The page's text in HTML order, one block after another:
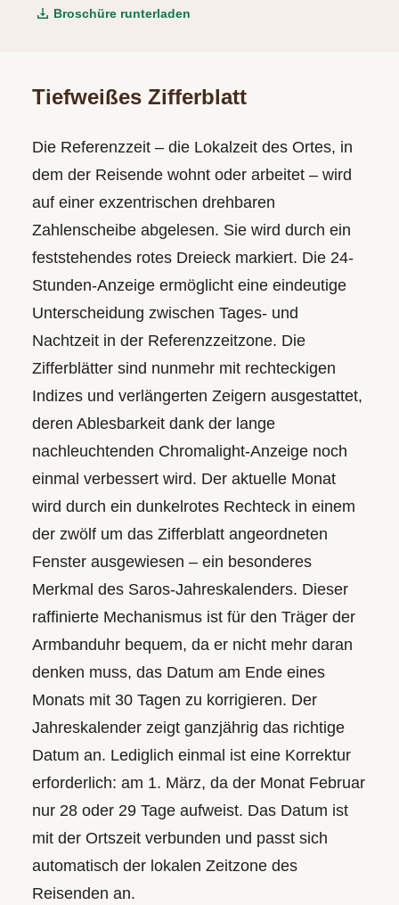
Broschüre runterladen
Tiefweißes Zifferblatt
Die Referenzzeit – die Lokalzeit des Ortes, in
dem der Reisende wohnt oder arbeitet – wird
auf einer exzentrischen drehbaren
Zahlenscheibe abgelesen. Sie wird durch ein
feststehendes rotes Dreieck markiert. Die 24-
Stunden-Anzeige ermöglicht eine eindeutige
Unterscheidung zwischen Tages- und
Nachtzeit in der Referenz­zeitzone. Die
Zifferblätter sind nunmehr mit rechteckigen
Indizes und verlängerten Zeigern ausgestattet,
deren Ablesbarkeit dank der lange
nachleuchtenden Chromalight-Anzeige noch
einmal verbessert wird. Der aktuelle Monat
wird durch ein dunkelrotes Rechteck in einem
der zwölf um das Zifferblatt angeordneten
Fenster ausgewiesen – ein besonderes
Merkmal des Saros-Jahreskalenders. Dieser
raffinierte Mechanismus ist für den Träger der
Armbanduhr bequem, da er nicht mehr daran
denken muss, das Datum am Ende eines
Monats mit 30 Tagen zu korrigieren. Der
Jahreskalender zeigt ganzjährig das richtige
Datum an. Lediglich einmal ist eine Korrektur
erforderlich: am 1. März, da der Monat Februar
nur 28 oder 29 Tage aufweist. Das Datum ist
mit der Ortszeit verbunden und passt sich
automatisch der lokalen Zeitzone des
Reisenden an.